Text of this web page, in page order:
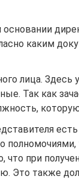
основании
каким
лица. Здесь
Так как
полномочиями,
что при
Это также